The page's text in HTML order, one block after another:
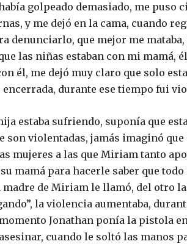
golpeado demasiado, me puso
y me dejó en la cama, cuando
denunciarlo, que mejor me
las niñas estaban con mi mamá,
él, me dejó muy claro que solo
durante ese tiempo fui
estaba sufriendo, suponía que
son violentadas, jamás imaginó que
mujeres a las que Miriam tanto
mamá para hacerle saber que todo
de Miriam le llamó, del otro
la violencia aumentaba,
Jonathan ponía la pistola
cuando le soltó las manos